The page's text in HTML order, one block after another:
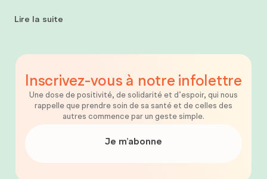
Lire la suite
Inscrivez-vous à notre infolettre
Une dose de positivité, de solidarité et d’espoir, qui nous
rappelle que prendre soin de sa santé et de celles des
autres commence par un geste simple.
Je m’abonne